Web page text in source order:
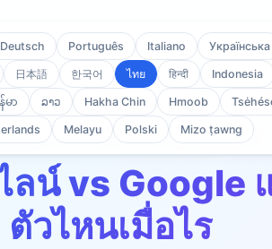
/บล็อก/ พจนานุกรมออฟไลน์ vs Google แปลภาษา
น์ vs Google
ตัวไหนเมื่อไร
Deutsch Português Italiano Українська
日本語 한국어 ไทย हिन्दी Indonesia
မာ ລາວ Hakha Chin Hmoob
Melayu Polski Mizo ṭawng